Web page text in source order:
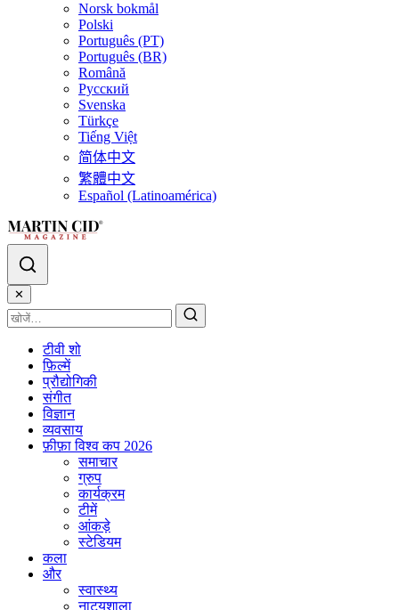
Norsk bokmål
Polski
Português (PT)
Português (BR)
Română
Русский
Svenska
Türkçe
Tiếng Việt
简体中文
繁體中文
Español (Latinoamérica)
✕
टीवी शो
फ़िल्में
प्रौद्योगिकी
संगीत
विज्ञान
व्यवसाय
फ़ीफ़ा विश्व कप 2026
समाचार
ग्रुप
कार्यक्रम
टीमें
आंकड़े
स्टेडियम
कला
और
स्वास्थ्य
नाट्यशाला